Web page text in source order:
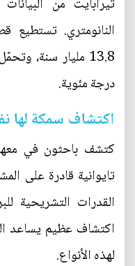
النانومتري. تستطيع
درجة مئوية.
اكتشاف سمكة لها
كتشف باحثون في
تايوانية قادرة على
القدرات التشريحية
اكتشاف عظيم يساعد
لهذه الأنواع.